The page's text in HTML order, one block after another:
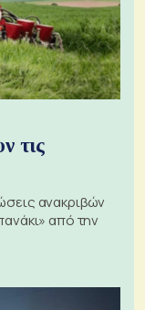
τις
ανακριβών
από την